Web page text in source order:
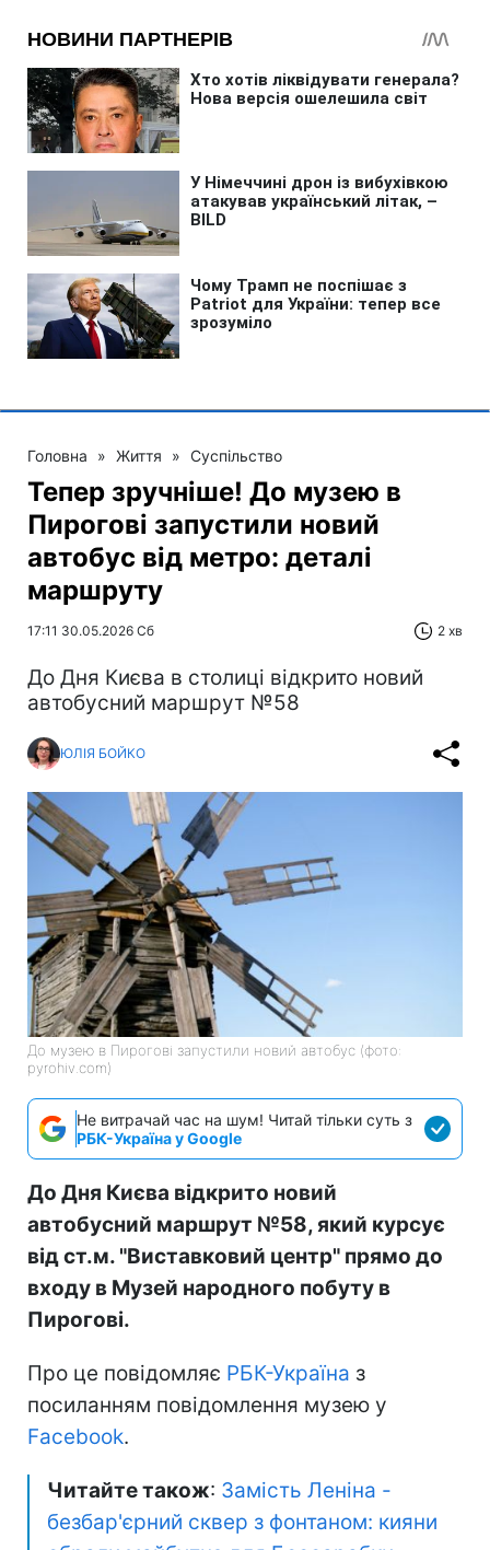
Головна » Життя » Суспільство
Тепер зручніше! До музею в
Пирогові запустили новий
автобус від метро: деталі
маршруту
17:11 30.05.2026 Сб 2 хв
До Дня Києва в столиці відкрито новий
автобусний маршрут №58
ЮЛІЯ БОЙКО
До музею в Пирогові запустили новий автобус (фото:
pyrohiv.com)
Не витрачай час на шум! Читай тільки суть з
РБК-Україна у Google
До Дня Києва відкрито новий
автобусний маршрут №58, який курсує
від ст.м. "Виставковий центр" прямо до
входу в Музей народного побуту в
Пирогові.
Про це повідомляє РБК-Україна з
посиланням повідомлення музею у
Facebook.
Читайте також: Замість Леніна -
безбар'єрний сквер з фонтаном: кияни